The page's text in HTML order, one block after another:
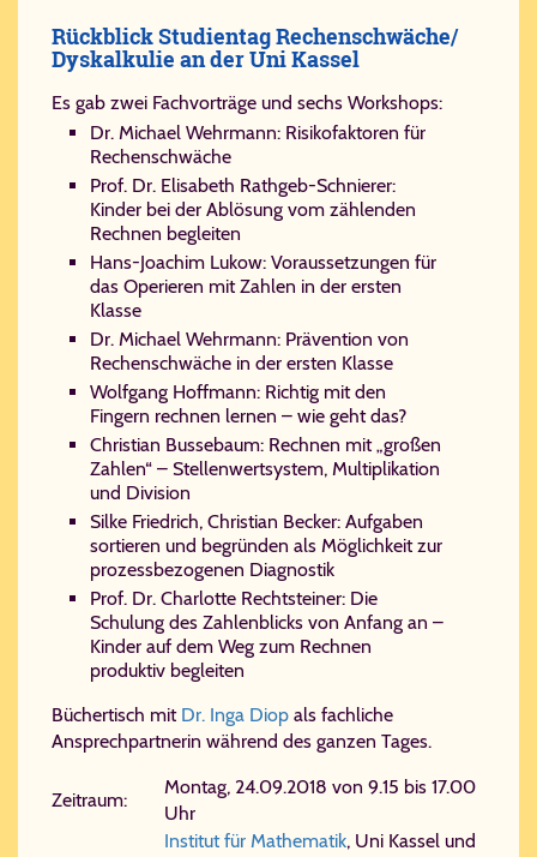
Rückblick Stu­di­en­tag Re­chen­schwä­che/​
Dys­kal­ku­lie an der Uni Kas­sel
Es gab zwei Fachvorträge und sechs Workshops:
Dr. Michael Wehrmann: Risikofaktoren für
Rechenschwäche
Prof. Dr. Elisabeth Rathgeb-Schnierer:
Kinder bei der Ablösung vom zählenden
Rechnen begleiten
Hans-Joachim Lukow: Voraussetzungen für
das Operieren mit Zahlen in der ersten
Klasse
Dr. Michael Wehrmann: Prävention von
Rechenschwäche in der ersten Klasse
Wolfgang Hoffmann: Richtig mit den
Fingern rechnen lernen – wie geht das?
Christian Bussebaum: Rechnen mit „großen
Zahlen“ – Stellenwertsystem, Multiplikation
und Division
Silke Friedrich, Christian Becker: Aufgaben
sortieren und begründen als Möglichkeit zur
prozessbezogenen Diagnostik
Prof. Dr. Charlotte Rechtsteiner: Die
Schulung des Zahlenblicks von Anfang an –
Kinder auf dem Weg zum Rechnen
produktiv begleiten
Büchertisch mit Dr. Inga Diop als fachliche
Ansprechpartnerin während des ganzen Tages.
Zeitraum:
Montag, 24.09.2018 von 9.15 bis 17.00
Uhr
Institut für Mathematik, Uni Kassel und